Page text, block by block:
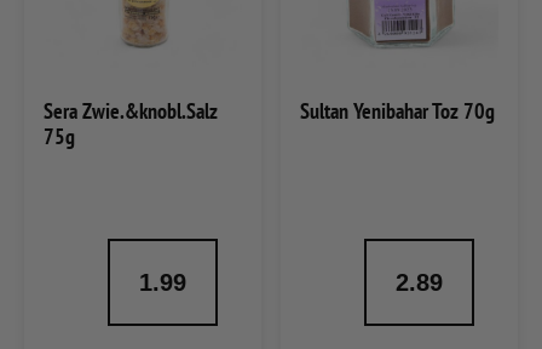
Sera Zwie.&knobl.Salz
75g
1.99
Sultan Yenibahar Toz 70g
2.89